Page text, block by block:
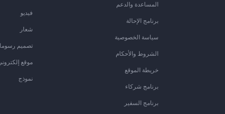
المساعدة والدعم
برنامج الإحالة
سياسة الخصوصية
الشروط والأحكام
خريطة الموقع
برنامج شركاء
برنامج السفير
فيديو
شعار
تصميم
موقع
نموذج